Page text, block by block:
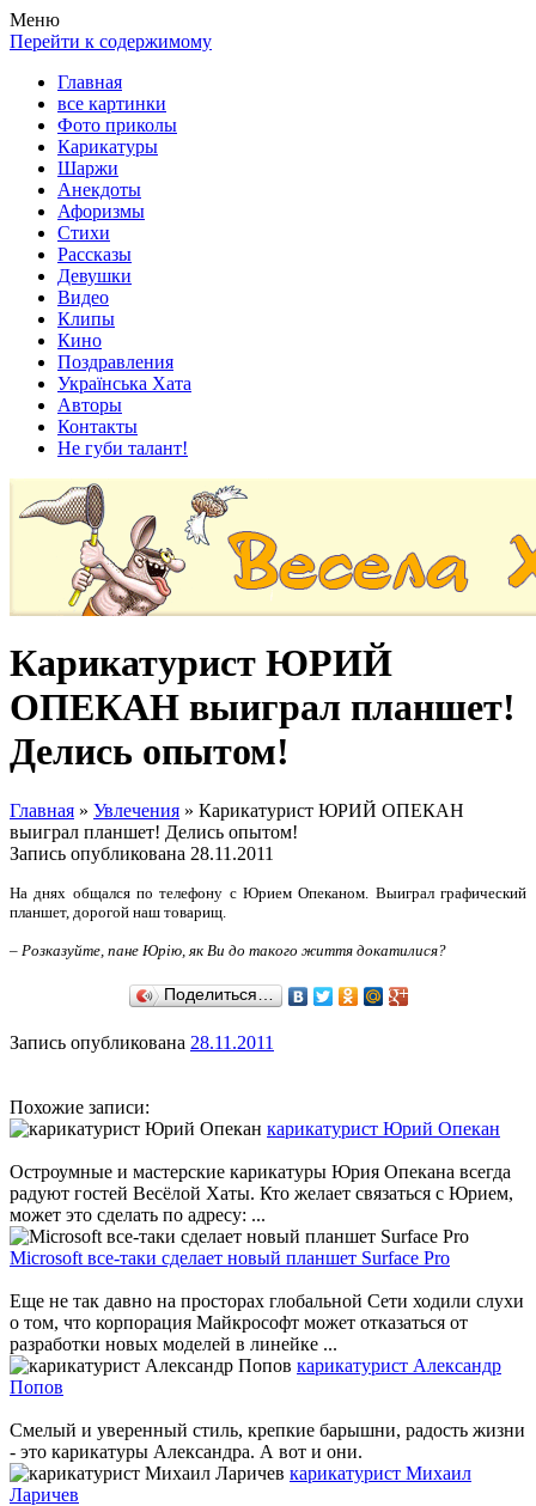
Весела хата — прикольные картинки, смешные истории,
клипы!
Покажем всем ваши фото приколы, карикатуры, шаржи, стихи,
рассказы, видео и песни!
Меню
Перейти к содержимому
Главная
все картинки
Фото приколы
Карикатуры
Шаржи
Анекдоты
Афоризмы
Стихи
Рассказы
Девушки
Видео
Клипы
Кино
Поздравления
Українська Хата
Авторы
Контакты
Не губи талант!
Карикатурист ЮРИЙ
ОПЕКАН выиграл планшет!
Делись опытом!
Главная » Увлечения » Карикатурист ЮРИЙ ОПЕКАН
выиграл планшет! Делись опытом!
Запись опубликована 28.11.2011
На днях общался по телефону с Юрием Опеканом. Выиграл графический
планшет, дорогой наш товарищ.
– Розказуйте, пане Юрію, як Ви до такого життя докатилися?
Поделиться…
Запись опубликована 28.11.2011
Похожие записи:
карикатурист Юрий Опекан
Остроумные и мастерские карикатуры Юрия Опекана всегда
радуют гостей Весёлой Хаты. Кто желает связаться с Юрием,
может это сделать по адресу: ...
Microsoft все-таки сделает новый планшет Surface Pro
Еще не так давно на просторах глобальной Сети ходили слухи
о том, что корпорация Майкрософт может отказаться от
разработки новых моделей в линейке ...
карикатурист Александр
Попов
Смелый и уверенный стиль, крепкие барышни, радость жизни
- это карикатуры Александра. А вот и они.
карикатурист Михаил
Ларичев